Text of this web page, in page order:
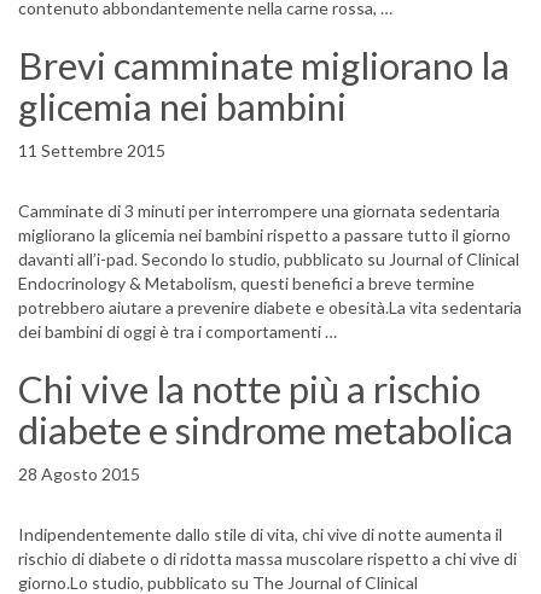
contenuto abbondantemente nella carne rossa, …
Brevi camminate migliorano la
glicemia nei bambini
11 Settembre 2015
Camminate di 3 minuti per interrompere una giornata sedentaria
migliorano la glicemia nei bambini rispetto a passare tutto il giorno
davanti all’i-pad. Secondo lo studio, pubblicato su Journal of Clinical
Endocrinology & Metabolism, questi benefici a breve termine
potrebbero aiutare a prevenire diabete e obesità.La vita sedentaria
dei bambini di oggi è tra i comportamenti …
Chi vive la notte più a rischio
diabete e sindrome metabolica
28 Agosto 2015
Indipendentemente dallo stile di vita, chi vive di notte aumenta il
rischio di diabete o di ridotta massa muscolare rispetto a chi vive di
giorno.Lo studio, pubblicato su The Journal of Clinical